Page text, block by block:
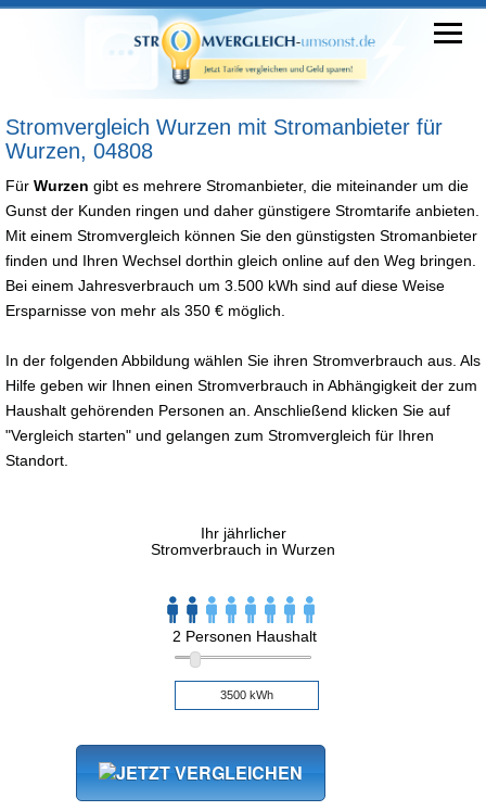
Stromvergleich Wurzen mit Stromanbieter für
Wurzen, 04808
Für Wurzen gibt es mehrere Stromanbieter, die miteinander um die
Gunst der Kunden ringen und daher günstigere Stromtarife anbieten.
Mit einem Stromvergleich können Sie den günstigsten Stromanbieter
finden und Ihren Wechsel dorthin gleich online auf den Weg bringen.
Bei einem Jahresverbrauch um 3.500 kWh sind auf diese Weise
Ersparnisse von mehr als 350 € möglich.
In der folgenden Abbildung wählen Sie ihren Stromverbrauch aus. Als
Hilfe geben wir Ihnen einen Stromverbrauch in Abhängigkeit der zum
Haushalt gehörenden Personen an. Anschließend klicken Sie auf
"Vergleich starten" und gelangen zum Stromvergleich für Ihren
Standort.
Ihr jährlicher
Stromverbrauch in Wurzen
2 Personen Haushalt